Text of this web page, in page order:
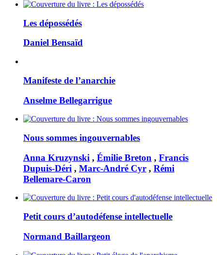
Les dépossédés
Daniel Bensaïd
Manifeste de l’anarchie
Anselme Bellegarrigue
Nous sommes ingouvernables
Anna Kruzynski , Émilie Breton , Francis
Dupuis-Déri , Marc-André Cyr , Rémi
Bellemare-Caron
Petit cours d’autodéfense intellectuelle
Normand Baillargeon